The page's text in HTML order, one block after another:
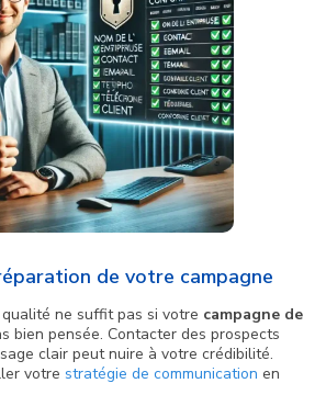
de votre campagne
ne suffit pas si votre campagne de
bien pensée. Contacter des prospects
clair peut nuire à votre crédibilité.
votre stratégie de communication en